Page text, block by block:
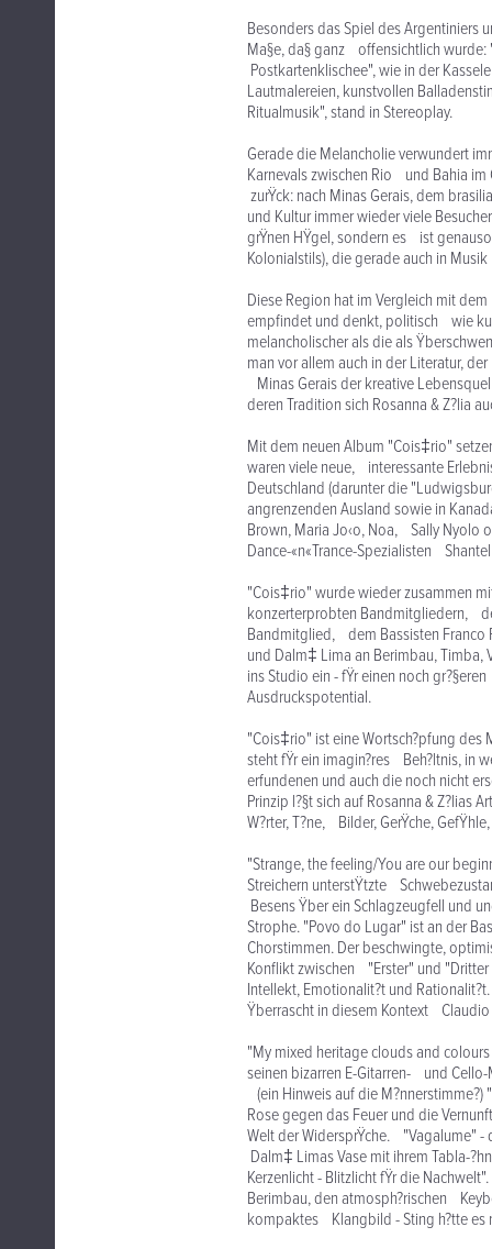
Besonders das Spiel des Argentiniers
Ma§e, da§ ganz offensichtlich
Postkartenklischee", wie in der
Lautmalereien, kunstvollen
Ritualmusik", stand in Stereoplay.
Gerade die Melancholie verwundert
Karnevals zwischen Rio und Bahia
zurŸck: nach Minas Gerais, dem
und Kultur immer wieder viele
grŸnen HŸgel, sondern es ist
Kolonialstils), die gerade auch in
Diese Region hat im Vergleich mit
empfindet und denkt, politisch wie
melancholischer als die als
man vor allem auch in der Literatur,
Minas Gerais der kreative
deren Tradition sich Rosanna & Z?lia
Mit dem neuen Album "Cois‡rio"
waren viele neue, interessante
Deutschland (darunter die
angrenzenden Ausland sowie in
Brown, Maria Jo‹o, Noa, Sally Nyolo
Dance-«n«Trance-Spezialisten
"Cois‡rio" wurde wieder zusammen
konzerterprobten Bandmitgliedern,
Bandmitglied, dem Bassisten Franco
und Dalm‡ Lima an Berimbau,
ins Studio ein - fŸr einen noch
Ausdruckspotential.
"Cois‡rio" ist eine Wortsch?pfung
steht fŸr ein imagin?res Beh?ltnis, in
erfundenen und auch die noch nicht
Prinzip l?§t sich auf Rosanna & Z?lias
W?rter, T?ne, Bilder, GerŸche,
"Strange, the feeling/You are our
Streichern unterstŸtzte
Besens Ÿber ein Schlagzeugfell und
Strophe. "Povo do Lugar" ist an der
Chorstimmen. Der beschwingte,
Konflikt zwischen "Erster" und
Intellekt, Emotionalit?t und
Ÿberrascht in diesem Kontext Claudio
"My mixed heritage clouds and
seinen bizarren E-Gitarren- und
(ein Hinweis auf die
Rose gegen das Feuer und die
Welt der WidersprŸche. "Vagalume"
Dalm‡ Limas Vase mit ihrem Tabla-
Kerzenlicht - Blitzlicht fŸr die
Berimbau, den atmosph?rischen
kompaktes Klangbild - Sting h?tte es